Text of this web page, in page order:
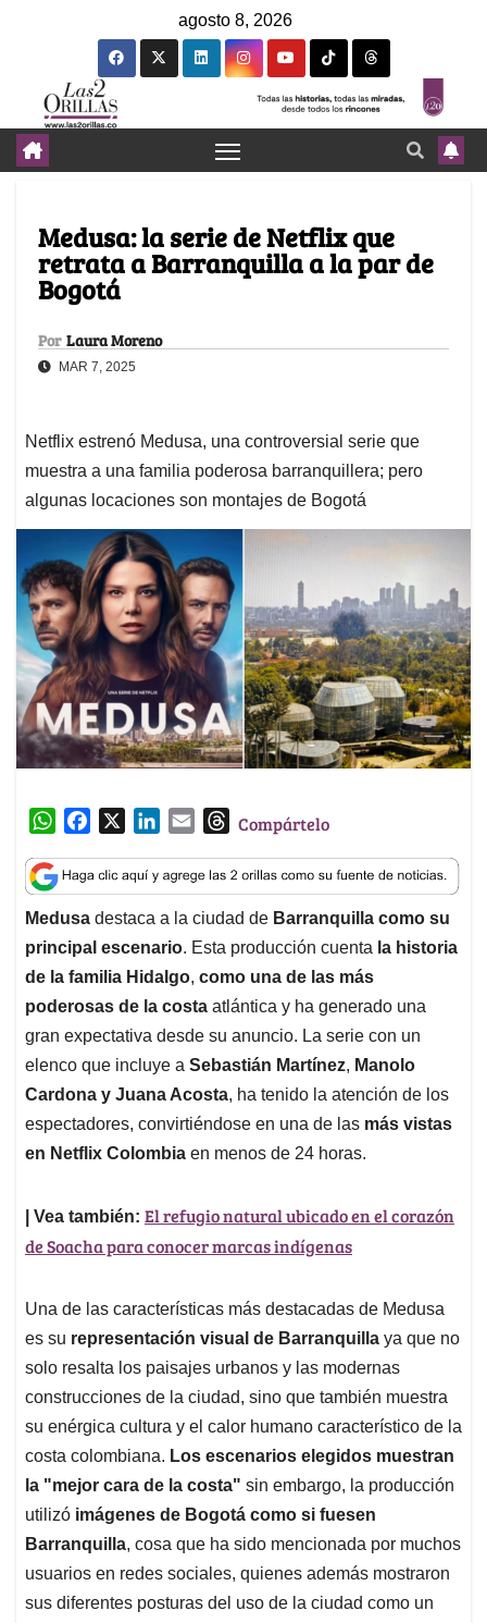
agosto 8, 2026
Medusa: la serie de Netflix que
retrata a Barranquilla a la par de
Bogotá
Por Laura Moreno
MAR 7, 2025
Netflix estrenó Medusa, una controversial serie que
muestra a una familia poderosa barranquillera; pero
algunas locaciones son montajes de Bogotá
W
a
t
s
A
p
p
c
e
b
o
o
k
n
k
e
d
I
n
a
i
l
T
r
e
a
d
s
Compártelo
Medusa destaca a la ciudad de Barranquilla como su
principal escenario. Esta producción cuenta la historia
de la familia Hidalgo, como una de las más
poderosas de la costa atlántica y ha generado una
gran expectativa desde su anuncio. La serie con un
elenco que incluye a Sebastián Martínez, Manolo
Cardona y Juana Acosta, ha tenido la atención de los
espectadores, convirtiéndose en una de las más vistas
en Netflix Colombia en menos de 24 horas.
| Vea también: El refugio natural ubicado en el corazón
de Soacha para conocer marcas indígenas
Una de las características más destacadas de Medusa
es su representación visual de Barranquilla ya que no
solo resalta los paisajes urbanos y las modernas
construcciones de la ciudad, sino que también muestra
su enérgica cultura y el calor humano característico de la
costa colombiana. Los escenarios elegidos muestran
la "mejor cara de la costa" sin embargo, la producción
utilizó imágenes de Bogotá como si fuesen
Barranquilla, cosa que ha sido mencionada por muchos
usuarios en redes sociales, quienes además mostraron
sus diferentes posturas del uso de la ciudad como un